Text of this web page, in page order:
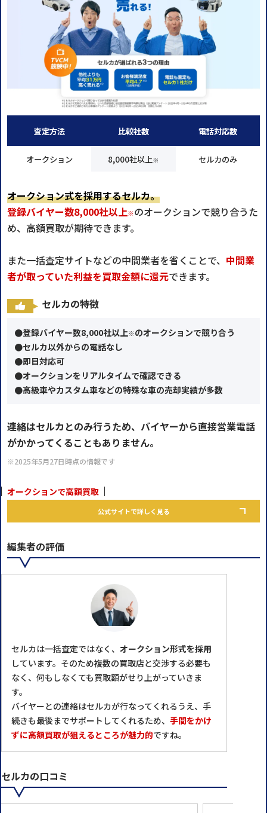
査定方法
オークション
比較社数
8,000社以上※
電話対応数
セルカのみ
オークション式を採用するセルカ。
登録バイヤー数8,000社以上※ のオークションで競り合うた
め、高額買取が期待できます。
また一括査定サイトなどの中間業者を省くことで、 中間業
者が取っていた利益を買取⾦額に還元できます。
セルカの特徴
●登録バイヤー数8,000社以上※ のオークションで競り合う
●セルカ以外からの電話なし
●即日対応可
●オークションをリアルタイムで確認できる
●高級車やカスタム車などの特殊な車の売却実績が多数
連絡はセルカとのみ行うため、バイヤーから直接営業電話
がかかってくることもありません。
※2025年5月27日時点の情報です
オークションで高額買取
公式サイトで詳しく見る
編集者の評価
セルカは一括査定ではなく、 オークション形式を採用
しています。そのため複数の買取店と交渉する必要も
なく、何もしなくても買取額がせり上がっていきま
す。
バイヤーとの連絡はセルカが⾏なってくれるうえ、⼿
続きも最後までサポートしてくれるため、 手間をかけ
ずに高額買取が狙えるところが魅力的ですね。
セルカの口コミ